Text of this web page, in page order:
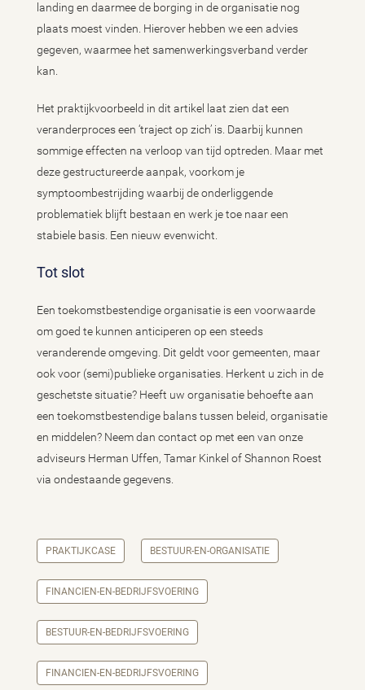
landing en daarmee de borging in de organisatie nog
plaats moest vinden. Hierover hebben we een advies
gegeven, waarmee het samenwerkingsverband verder
kan.
Het praktijkvoorbeeld in dit artikel laat zien dat een
veranderproces een ‘traject op zich’ is. Daarbij kunnen
sommige effecten na verloop van tijd optreden. Maar met
deze gestructureerde aanpak, voorkom je
symptoombestrijding waarbij de onderliggende
problematiek blijft bestaan en werk je toe naar een
stabiele basis. Een nieuw evenwicht.
Tot slot
Een toekomstbestendige organisatie is een voorwaarde
om goed te kunnen anticiperen op een steeds
veranderende omgeving. Dit geldt voor gemeenten, maar
ook voor (semi)publieke organisaties. Herkent u zich in de
geschetste situatie? Heeft uw organisatie behoefte aan
een toekomstbestendige balans tussen beleid, organisatie
en middelen? Neem dan contact op met een van onze
adviseurs Herman Uffen, Tamar Kinkel of Shannon Roest
via ondestaande gegevens.
PRAKTIJKCASE BESTUUR-EN-ORGANISATIE
FINANCIEN-EN-BEDRIJFSVOERING
BESTUUR-EN-BEDRIJFSVOERING
FINANCIEN-EN-BEDRIJFSVOERING